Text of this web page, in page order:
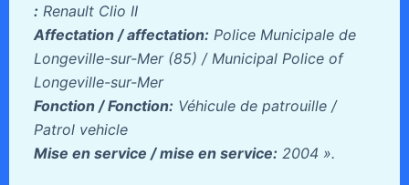
: Renault Clio II
Affectation / affectation: Police Municipale de
Longeville-sur-Mer (85) / Municipal Police of
Longeville-sur-Mer
Fonction / Fonction: Véhicule de patrouille /
Patrol vehicle
Mise en service / mise en service: 2004 ».